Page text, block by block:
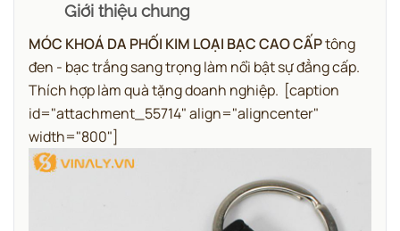
Giới thiệu chung
MÓC KHOÁ DA PHỐI KIM LOẠI BẠC CAO CẤPtông
đen - bạc trắng sang trọng làm nổi bật sự đẳng cấp.
Thích hợp làm quà tặng doanh nghiệp. [caption
id="attachment_55714" align="aligncenter"
width="800"]